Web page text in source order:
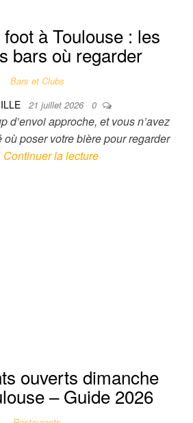
à Toulouse : les
bars où regarder
Bars et Clubs
21 juillet 2026 0
d’envoi approche, et vous n’avez
poser votre bière pour regarder
Continuer la lecture
ouverts dimanche
– Guide 2026